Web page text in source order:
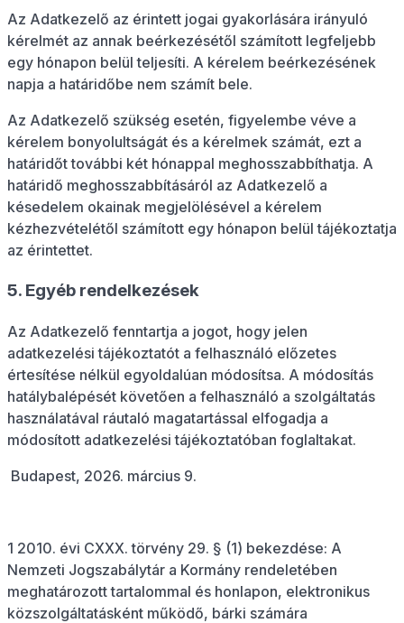
Az Adatkezelő az érintett jogai gyakorlására irányuló
kérelmét az annak beérkezésétől számított legfeljebb
egy hónapon belül teljesíti. A kérelem beérkezésének
napja a határidőbe nem számít bele.
Az Adatkezelő szükség esetén, figyelembe véve a
kérelem bonyolultságát és a kérelmek számát, ezt a
határidőt további két hónappal meghosszabbíthatja. A
határidő meghosszabbításáról az Adatkezelő a
késedelem okainak megjelölésével a kérelem
kézhezvételétől számított egy hónapon belül tájékoztatja
az érintettet.
5. Egyéb rendelkezések
Az Adatkezelő fenntartja a jogot, hogy jelen
adatkezelési tájékoztatót a felhasználó előzetes
értesítése nélkül egyoldalúan módosítsa. A módosítás
hatálybalépését követően a felhasználó a szolgáltatás
használatával ráutaló magatartással elfogadja a
módosított adatkezelési tájékoztatóban foglaltakat.
Budapest, 2026. március 9.
1 2010. évi CXXX. törvény 29. § (1) bekezdése: A
Nemzeti Jogszabálytár a Kormány rendeletében
meghatározott tartalommal és honlapon, elektronikus
közszolgáltatásként működő, bárki számára